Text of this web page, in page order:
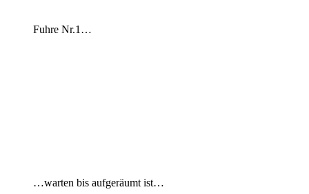
Fuhre Nr.1…
…warten bis aufgeräumt ist…